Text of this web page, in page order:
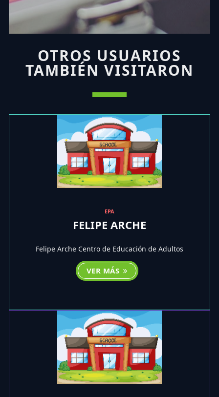
OTROS USUARIOS
TAMBIÉN VISITARON
EPA
FELIPE ARCHE
Felipe Arche Centro de Educación de Adultos
VER MÁS